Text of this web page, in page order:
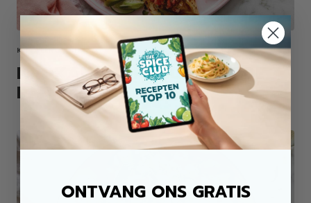
KIP ALLROUND MIX
KROKANTE KIP TACO'S UIT DE
PAN
ONTVANG ONS GRATIS